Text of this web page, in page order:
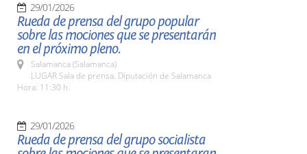
29/01/2026
Rueda de prensa del grupo popular
sobre las mociones que se presentarán
en el próximo pleno.
Salamanca (Salamanca)
LUGAR Sala de prensa. Diputación de Salamanca
Hora: 11:30 h.
29/01/2026
Rueda de prensa del grupo socialista